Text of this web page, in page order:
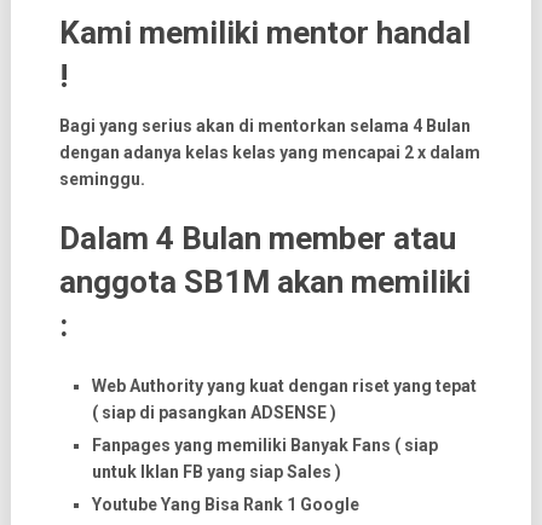
Kami memiliki mentor handal
!
Bagi yang serius akan di mentorkan selama 4 Bulan
dengan adanya kelas kelas yang mencapai 2 x dalam
seminggu.
Dalam 4 Bulan member atau
anggota SB1M akan memiliki
:
Web Authority yang kuat dengan riset yang tepat
( siap di pasangkan ADSENSE )
Fanpages yang memiliki Banyak Fans ( siap
untuk Iklan FB yang siap Sales )
Youtube Yang Bisa Rank 1 Google